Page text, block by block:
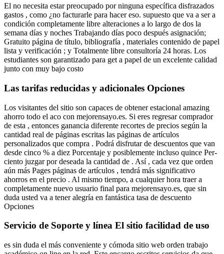
El no necesita estar preocupado por ninguna específica disfrazados
gastos , como ¿no facturarle para hacer eso. supuesto que va a ser a
condición completamente libre alteraciones a lo largo de dos la
semana días y noches Trabajando días poco después asignación;
Gratuito página de título, bibliografía , materiales contenido de papel
lista y verificación ; y Totalmente libre consultoría 24 horas. Los
estudiantes son garantizado para get a papel de un excelente calidad
junto con muy bajo costo
Las tarifas reducidas y adicionales Opciones
Los visitantes del sitio son capaces de obtener estacional amazing
ahorro todo el aсo con mejorensayo.es. Si eres regresar comprador
de esta , entonces ganancia diferente recortes de precios según la
cantidad real de páginas escritas las páginas de artículos
personalizados que compra . Podrá disfrutar de descuentos que van
desde cinco % a diez Porcentaje y posiblemente incluso quince Per-
ciento juzgar por deseada la cantidad de . Así , cada vez que orden
aún más Pages páginas de artículos , tendrá más significativo
ahorros en el precio . Al mismo tiempo, a cualquier hora traer a
completamente nuevo usuario final para mejorensayo.es, que sin
duda usted va a tener alegría en fantástica tasa de descuento
Opciones
Servicio de Soporte y línea El sitio facilidad de uso
es sin duda el más conveniente y cómoda sitio web orden trabajo